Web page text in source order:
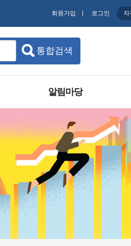
회원가입 로그인 자
알림마당